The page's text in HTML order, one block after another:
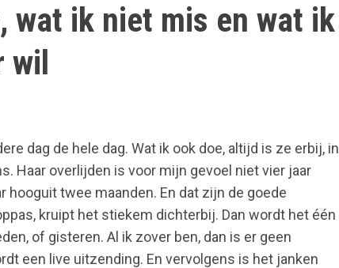
wat ik niet mis en wat ik
dag de hele dag. Wat ik ook doe, altijd is ze erbij, in
Haar overlijden is voor mijn gevoel niet vier jaar
hooguit twee maanden. En dat zijn de goede
kruipt het stiekem dichterbij. Dan wordt het één
of gisteren. Al ik zover ben, dan is er geen
een live uitzending. En vervolgens is het janken